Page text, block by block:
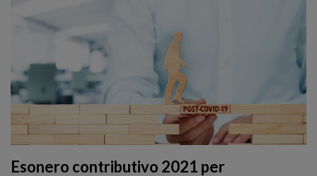
Esonero contributivo 2021 per